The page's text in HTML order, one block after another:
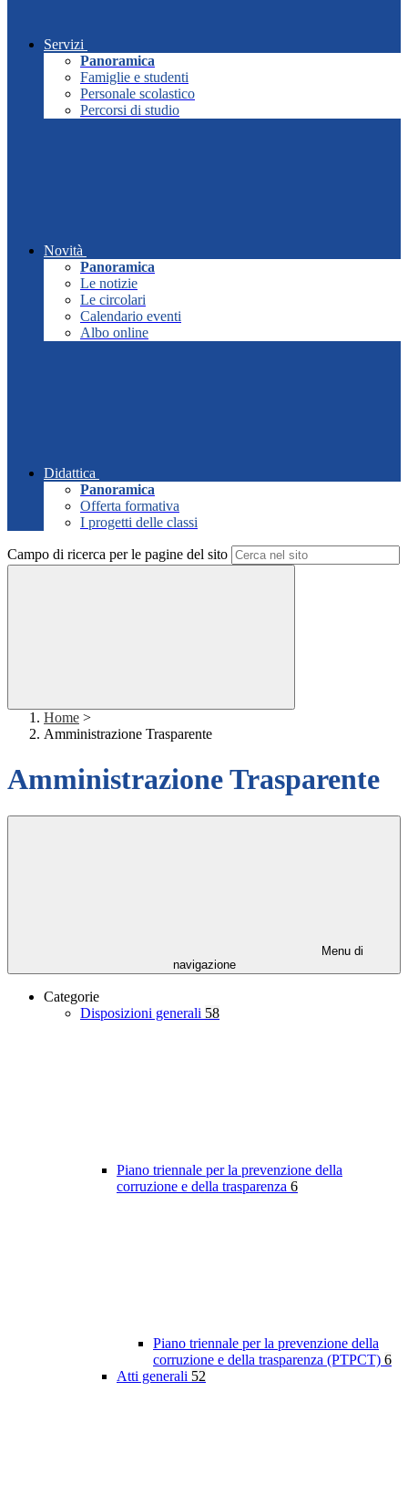
Servizi
Panoramica
Famiglie e studenti
Personale scolastico
Percorsi di studio
Novità
Panoramica
Le notizie
Le circolari
Calendario eventi
Albo online
Didattica
Panoramica
Offerta formativa
I progetti delle classi
Campo di ricerca per le pagine del sito
Home >
Amministrazione Trasparente
Amministrazione Trasparente
Menu di
navigazione
Categorie
Disposizioni generali 58
Piano triennale per la prevenzione della
corruzione e della trasparenza 6
Piano triennale per la prevenzione della
corruzione e della trasparenza (PTPCT) 6
Atti generali 52